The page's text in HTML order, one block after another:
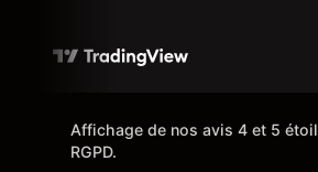
Affichage de nos avis 4 et 5
RGPD.